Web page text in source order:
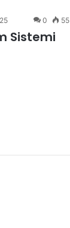
0 55
Sistemi